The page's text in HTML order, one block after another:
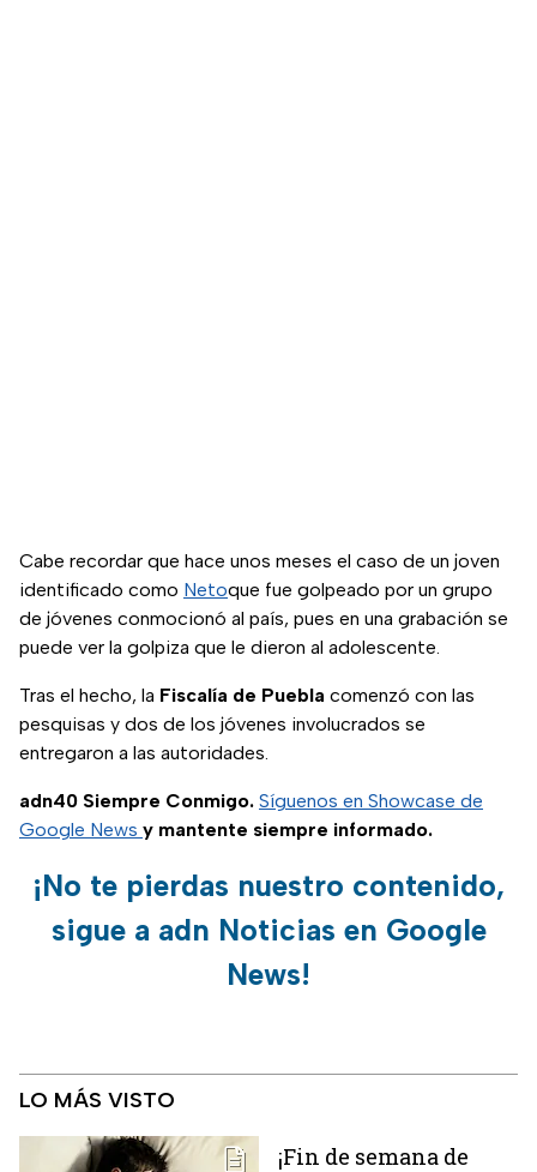
Cabe recordar que hace unos meses el caso de un joven
identificado como Netoque fue golpeado por un grupo
de jóvenes conmocionó al país, pues en una grabación se
puede ver la golpiza que le dieron al adolescente.
Tras el hecho, la Fiscalía de Puebla comenzó con las
pesquisas y dos de los jóvenes involucrados se
entregaron a las autoridades.
adn40 Siempre Conmigo. Síguenos en Showcase de
Google News y mantente siempre informado.
¡No te pierdas nuestro contenido,
sigue a adn Noticias en Google
News!
LO MÁS VISTO
¡Fin de semana de